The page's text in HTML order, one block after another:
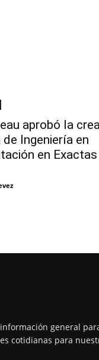
aprobó la
de Ingeniería en
en
general
cotidianas para